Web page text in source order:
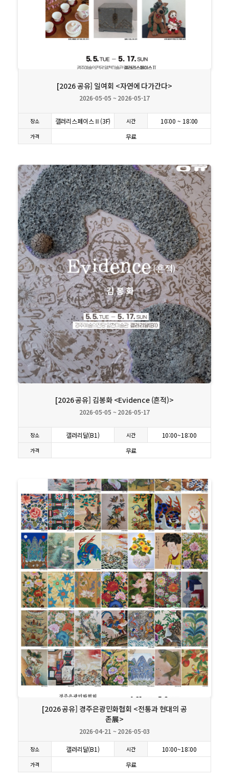
[2026 공유] 일여회 <자연에 다가간다>
2026-05-05 ~ 2026-05-17
장소 갤러리스페이스Ⅱ(3F) 시간 10:00 ~ 18:00
가격 무료
상세보기
[2026 공유] 김봉화 <Evidence (흔적)>
2026-05-05 ~ 2026-05-17
장소 갤러리달(B1) 시간 10:00~18:00
가격 무료
상세보기
[2026 공유] 경주은광민화협회 <전통과 현대의 공
존展>
2026-04-21 ~ 2026-05-03
장소 갤러리달(B1) 시간 10:00~18:00
가격 무료